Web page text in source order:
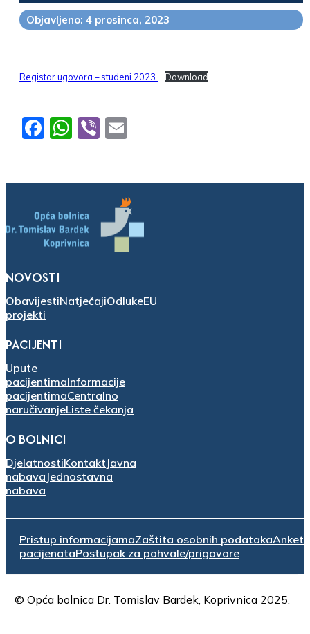
Objavljeno: 4 prosinca, 2023
Registar ugovora – studeni 2023. Download
Facebook
WhatsApp
Viber
NOVOSTI
ObavijestiNatječajiOdlukeEU
projekti
PACIJENTI
Upute
pacijentimaInformacije
pacijentimaCentralno
naručivanjeListe čekanja
O BOLNICI
DjelatnostiKontakt Javna
nabava Jednostavna
nabava
Pristup informacijamaZaštita osobnih podatakaAnketa
pacijenataPostupak za pohvale/prigovore
© Opća bolnica Dr. Tomislav Bardek, Koprivnica 2025.